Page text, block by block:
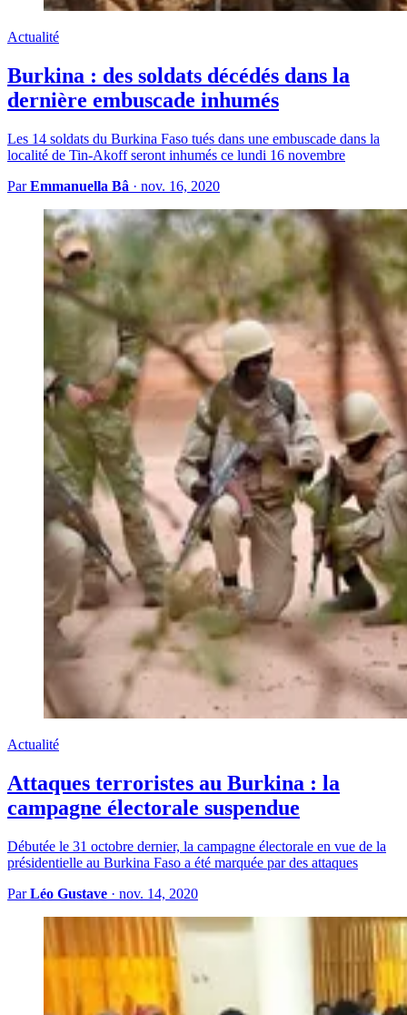
Actualité
Burkina : des soldats décédés dans la
dernière embuscade inhumés
Les 14 soldats du Burkina Faso tués dans une embuscade dans la
localité de Tin-Akoff seront inhumés ce lundi 16 novembre
ParEmmanuella Bâ · nov. 16, 2020
Actualité
Attaques terroristes au Burkina : la
campagne électorale suspendue
Débutée le 31 octobre dernier, la campagne électorale en vue de la
présidentielle au Burkina Faso a été marquée par des attaques
ParLéo Gustave · nov. 14, 2020